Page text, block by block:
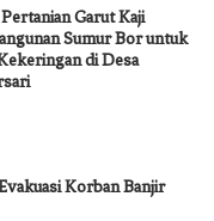
Garut Kaji
Sumur Bor untuk
di Desa
Korban Banjir